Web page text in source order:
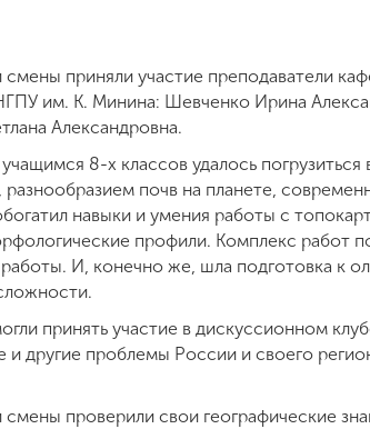
смены приняли участие преподаватели
им. К. Минина: Шевченко Ирина
Александровна.
8-х классов удалось
разнообразием почв на планете,
навыки и умения работы с
профили. Комплекс работ
И, конечно же, шла подготовка к
принять участие в дискуссионном
и другие проблемы России и своего
смены проверили свои географические